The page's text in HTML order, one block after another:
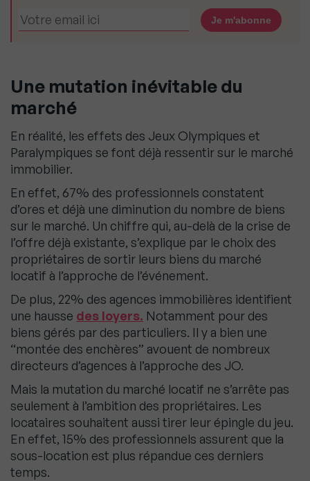
Une mutation inévitable du
marché
En réalité, les effets des Jeux Olympiques et
Paralympiques se font déjà ressentir sur le marché
immobilier.
En effet, 67% des professionnels constatent
d’ores et déjà une diminution du nombre de biens
sur le marché. Un chiffre qui, au-delà de la crise de
l’offre déjà existante, s’explique par le choix des
propriétaires de sortir leurs biens du marché
locatif à l’approche de l’événement.
De plus, 22% des agences immobilières identifient
une hausse des loyers. Notamment pour des
biens gérés par des particuliers. Il y a bien une
“montée des enchères” avouent de nombreux
directeurs d’agences à l’approche des JO.
Mais la mutation du marché locatif ne s’arrête pas
seulement à l’ambition des propriétaires. Les
locataires souhaitent aussi tirer leur épingle du jeu.
En effet, 15% des professionnels ​​assurent que la
sous-location est plus répandue ces derniers
temps.